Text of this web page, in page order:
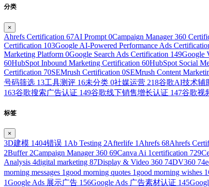
分类
×
Ahrefs Certification 67AI Prompt 0Campaign Manager 360
Certification 103Google AI-Powered Performance Ads
Marketing Platform 0Google Search Ads Certification 149Google
60HubSpot Inbound Marketing Certification 60HubSpot Social
Certification 70SEMrush Certification 0SEMrush Content
号码筛选 13工具测评 16未分类 0社媒运营 218谷歌AI技术辅
163谷歌搜索广告认证 149谷歌线下销售增长认证 147谷歌视
标签
×
3D建模 1404错误 1 Ab Testing 2Afterlife 1 Ahrefs 68Ahrefs
2Buffer 2Campaign Manager 360 69Canva Ai 1certification 729
Analysis 4digital marketing 87Display & Video 360 74DV360 74
morning messages 1 good morning quotes 1 good morning wishes 1
1Google Ads 展示广告 156Google Ads 广告素材认证 145